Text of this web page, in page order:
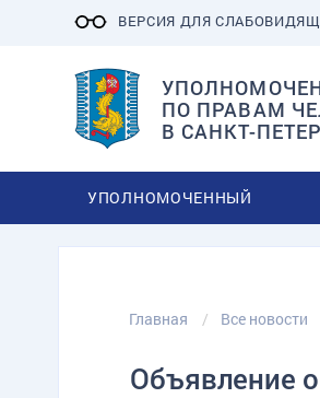
ВЕРСИЯ ДЛЯ
ПО ПРАВАМ
В САНКТ-
УПОЛНОМОЧЕННЫЙ
Главная Все новости
Объявление